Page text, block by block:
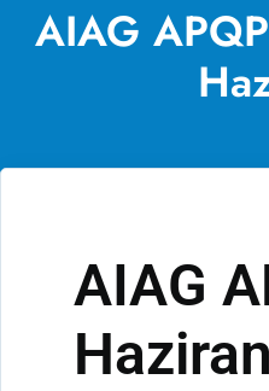
AIAG
AIAG